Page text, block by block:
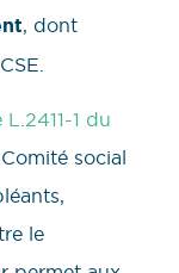
, dont
L.2411-1 du
social
le